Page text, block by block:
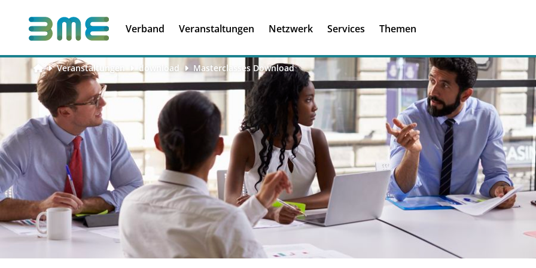
Verband Veranstaltungen
Führungskompetenzen
Netzwerk
Services Themen
Ich habe einen
Veranstaltungen download Masterclasses Download